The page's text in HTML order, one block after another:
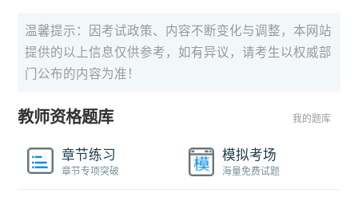
温馨提示：因考试政策、内容不断变化与调整，本网站
提供的以上信息仅供参考，如有异议，请考生以权威部
门公布的内容为准！
教师资格题库 我的题库
章节练习
章节专项突破
模拟考场
海量免费试题